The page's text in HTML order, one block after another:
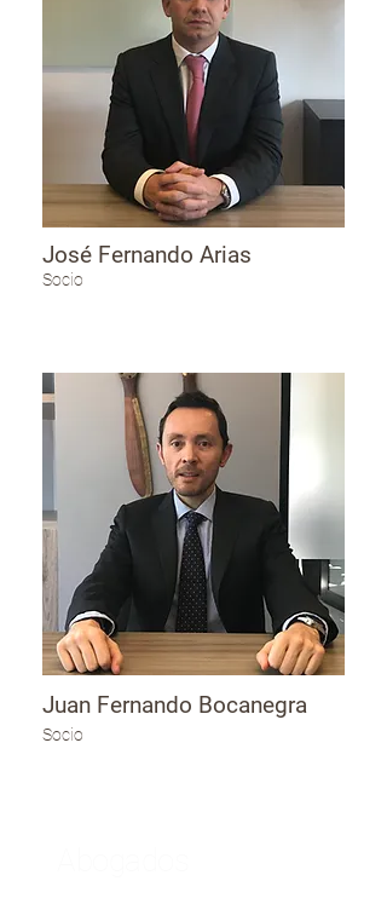
José Fernando Arias
Socio
Juan Fernando Bocanegra
Socio